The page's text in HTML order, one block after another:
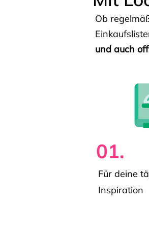
Ob
und auch
01.
Für deine
Inspiration